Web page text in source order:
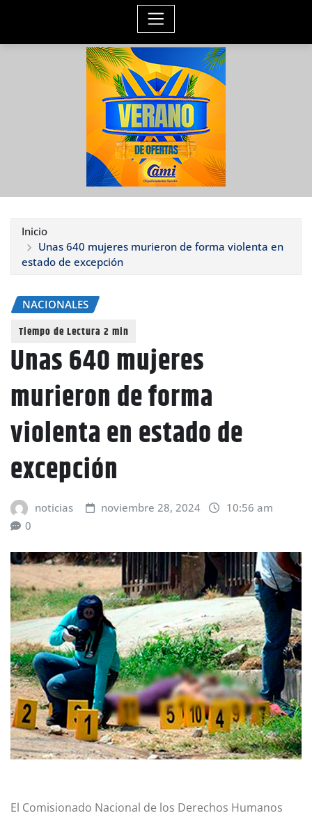
Inicio
Unas 640 mujeres murieron de forma violenta en
estado de excepción
NACIONALES
Unas 640 mujeres
murieron de forma
violenta en estado de
excepción
noticias noviembre 28, 2024
10:56 am
0
El Comisionado Nacional de los Derechos Humanos